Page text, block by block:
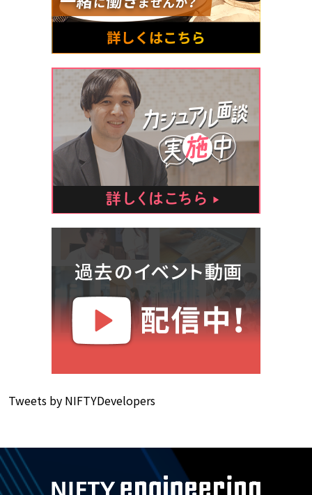
Tweets by NIFTYDevelopers